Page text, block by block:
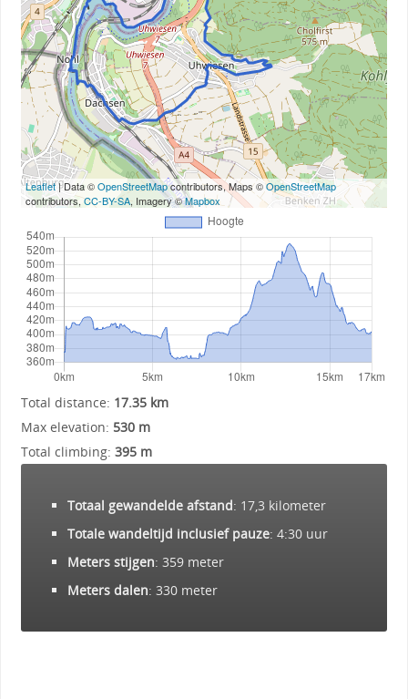
Leaflet| Data ©OpenStreetMapcontributors, Maps ©OpenStreetMap
contributors,CC-BY-SA, Imagery ©Mapbox
Total distance: 17.35 km
Max elevation: 530 m
Total climbing: 395 m
Totaal gewandelde afstand: 17,3 kilometer
Totale wandeltijd inclusief pauze: 4:30 uur
Meters stijgen: 359 meter
Meters dalen: 330 meter